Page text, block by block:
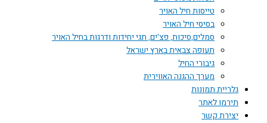
טייסות חיל האויר
בסיסי חיל האויר
סמלים,סיכות, פצ'ים, תגי יחידות ודרגות בחיל האויר
תעופה צבאית בארץ ישראל
גיבורי החיל
מערך ההגנה האווירית
גלריית תמונות
תירמו לאתר
יצירת קשר